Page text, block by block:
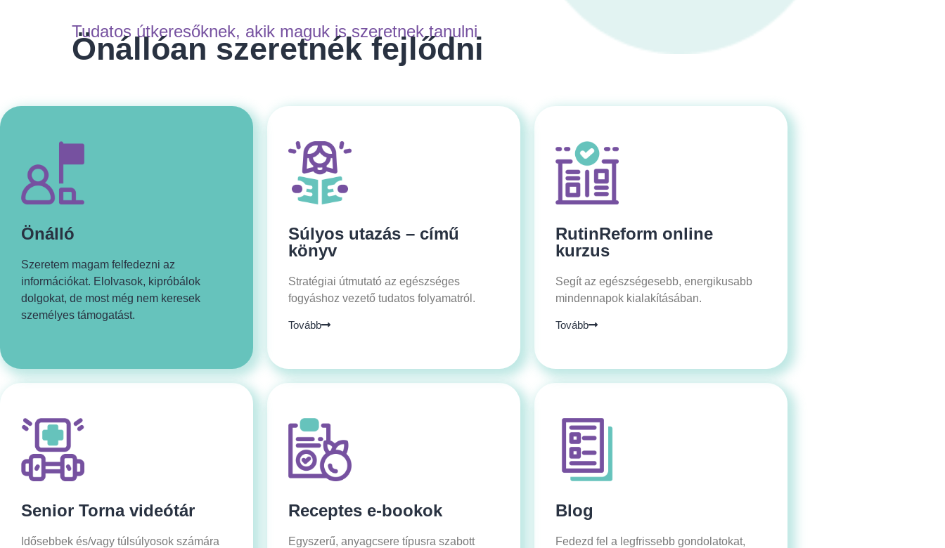
Tudatos útkeresőknek, akik maguk is szeretnek tanulni
Önállóan szeretnék fejlődni
Önálló
Szeretem magam felfedezni az
információkat. Elolvasok, kipróbálok
dolgokat, de most még nem keresek
személyes támogatást.
Súlyos utazás – című
könyv
Stratégiai útmutató az egészséges
fogyáshoz vezető tudatos folyamatról.
Tovább
RutinReform online
kurzus
Segít az egészségesebb, energikusabb
mindennapok kialakításában.
Tovább
Senior Torna videótár
Idősebbek és/vagy túlsúlyosok számára
Receptes e-bookok
Egyszerű, anyagcsere típusra szabott
Blog
Fedezd fel a legfrissebb gondolatokat,